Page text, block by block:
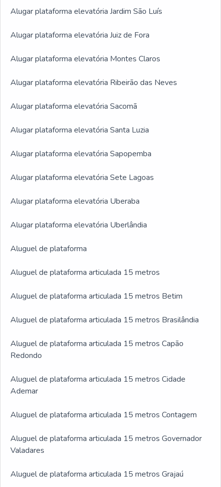
Alugar plataforma elevatória Jardim São Luís
Alugar plataforma elevatória Juiz de Fora
Alugar plataforma elevatória Montes Claros
Alugar plataforma elevatória Ribeirão das Neves
Alugar plataforma elevatória Sacomã
Alugar plataforma elevatória Santa Luzia
Alugar plataforma elevatória Sapopemba
Alugar plataforma elevatória Sete Lagoas
Alugar plataforma elevatória Uberaba
Alugar plataforma elevatória Uberlândia
Aluguel de plataforma
Aluguel de plataforma articulada 15 metros
Aluguel de plataforma articulada 15 metros Betim
Aluguel de plataforma articulada 15 metros Brasilândia
Aluguel de plataforma articulada 15 metros Capão
Redondo
Aluguel de plataforma articulada 15 metros Cidade
Ademar
Aluguel de plataforma articulada 15 metros Contagem
Aluguel de plataforma articulada 15 metros Governador
Valadares
Aluguel de plataforma articulada 15 metros Grajaú